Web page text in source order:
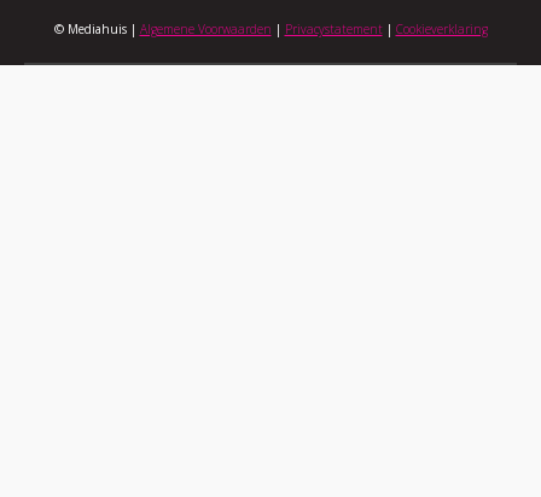
© Mediahuis | Algemene Voorwaarden | Privacystatement| Cookieverklaring